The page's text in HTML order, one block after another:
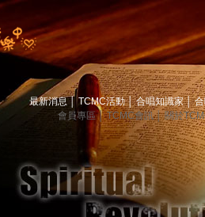
最新消息 TCMC活動│ 合唱知識家│
會員專區│ TCMC會訊│ 關於